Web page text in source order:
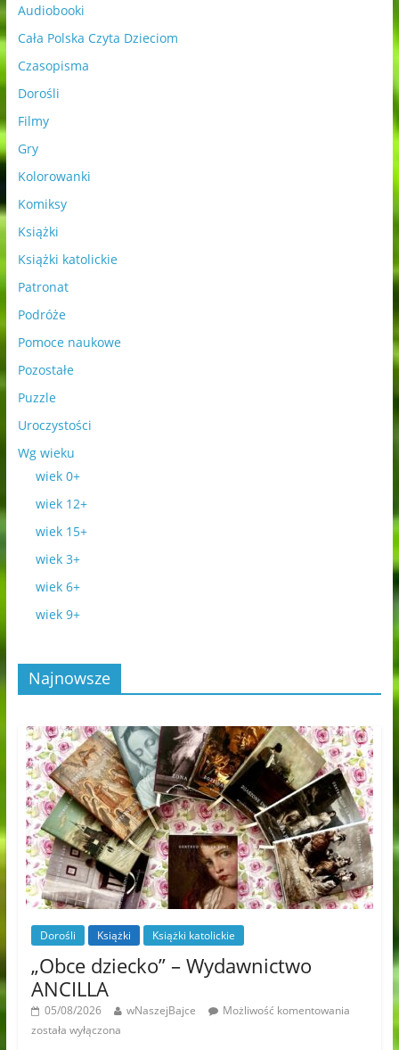
Audiobooki
Cała Polska Czyta Dzieciom
Czasopisma
Dorośli
Filmy
Gry
Kolorowanki
Komiksy
Książki
Książki katolickie
Patronat
Podróże
Pomoce naukowe
Pozostałe
Puzzle
Uroczystości
Wg wieku
wiek 0+
wiek 12+
wiek 15+
wiek 3+
wiek 6+
wiek 9+
Najnowsze
Dorośli Książki Książki katolickie
„Obce dziecko” – Wydawnictwo
ANCILLA
05/08/2026 wNaszejBajce
Możliwość komentowania
została wyłączona